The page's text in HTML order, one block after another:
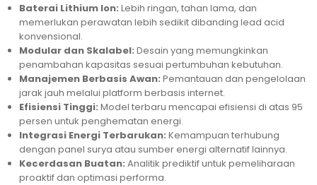
Baterai Lithium Ion: Lebih ringan, tahan lama, dan
memerlukan perawatan lebih sedikit dibanding lead acid
konvensional.
Modular dan Skalabel: Desain yang memungkinkan
penambahan kapasitas sesuai pertumbuhan kebutuhan.
Manajemen Berbasis Awan: Pemantauan dan pengelolaan
jarak jauh melalui platform berbasis internet.
Efisiensi Tinggi: Model terbaru mencapai efisiensi di atas 95
persen untuk penghematan energi.
Integrasi Energi Terbarukan: Kemampuan terhubung
dengan panel surya atau sumber energi alternatif lainnya.
Kecerdasan Buatan: Analitik prediktif untuk pemeliharaan
proaktif dan optimasi performa.